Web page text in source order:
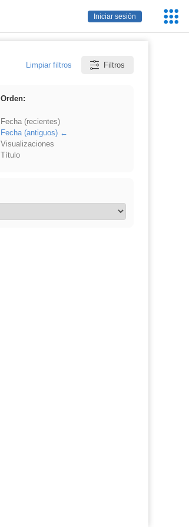
Iniciar sesión
Limpiar filtros Filtros
Orden:
Fecha (recientes)
Fecha (antiguos)
Visualizaciones
Título